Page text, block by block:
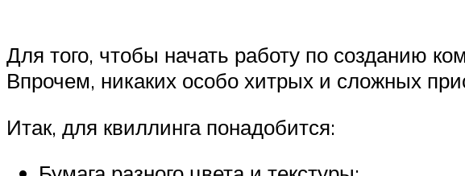
Для того, чтобы начать работу по созданию
Впрочем, никаких особо хитрых и сложных
Итак, для квиллинга понадобится: